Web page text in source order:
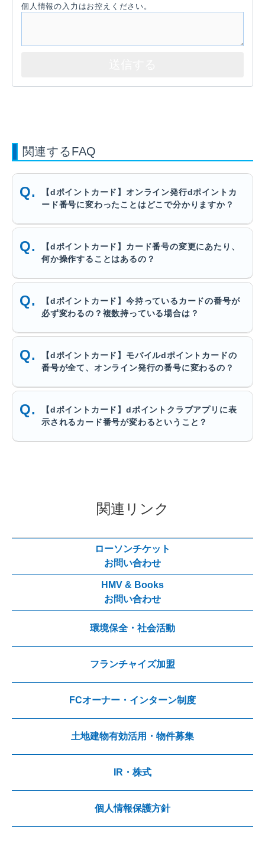
個人情報の入力はお控えください。
関連するFAQ
【dポイントカード】オンライン発行dポイントカ
ード番号に変わったことはどこで分かりますか？
【dポイントカード】カード番号の変更にあたり、
何か操作することはあるの？
【dポイントカード】今持っているカードの番号が
必ず変わるの？複数持っている場合は？
【dポイントカード】モバイルdポイントカードの
番号が全て、オンライン発行の番号に変わるの？
【dポイントカード】dポイントクラブアプリに表
示されるカード番号が変わるということ？
関連リンク
ローソンチケット
お問い合わせ
HMV & Books
お問い合わせ
環境保全・社会活動
フランチャイズ加盟
FCオーナー・インターン制度
土地建物有効活用・物件募集
IR・株式
個人情報保護方針